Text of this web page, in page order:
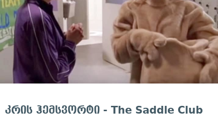
კრის ჰემსვორტი - The Saddle Club